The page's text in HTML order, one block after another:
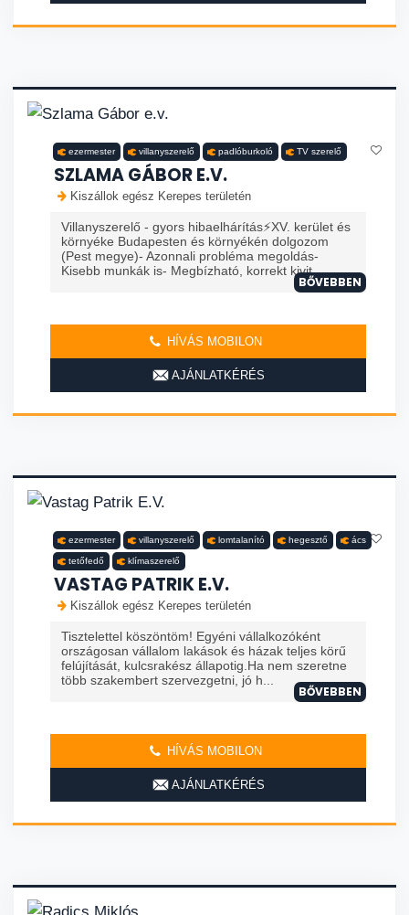
ezermester villanyszerelő padlóburkoló TV szerelő
SZLAMA GÁBOR E.V.
Kiszállok egész Kerepes területén
Villanyszerelő - gyors hibaelhárítás⚡️XV. kerület és
környéke Budapesten és környékén dolgozom
(Pest megye)- Azonnali probléma megoldás-
Kisebb munkák is- Megbízható, korrekt kivit...
BŐVEBBEN
HÍVÁS MOBILON
AJÁNLATKÉRÉS
ezermester villanyszerelő lomtalanító hegesztő ács
tetőfedő klímaszerelő
VASTAG PATRIK E.V.
Kiszállok egész Kerepes területén
Tisztelettel köszöntöm! Egyéni vállalkozóként
országosan vállalom lakások és házak teljes körű
felújítását, kulcsrakész állapotig.Ha nem szeretne
több szakembert szervezgetni, jó h...
BŐVEBBEN
HÍVÁS MOBILON
AJÁNLATKÉRÉS